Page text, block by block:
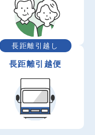
長距離引越し
長距離引越便